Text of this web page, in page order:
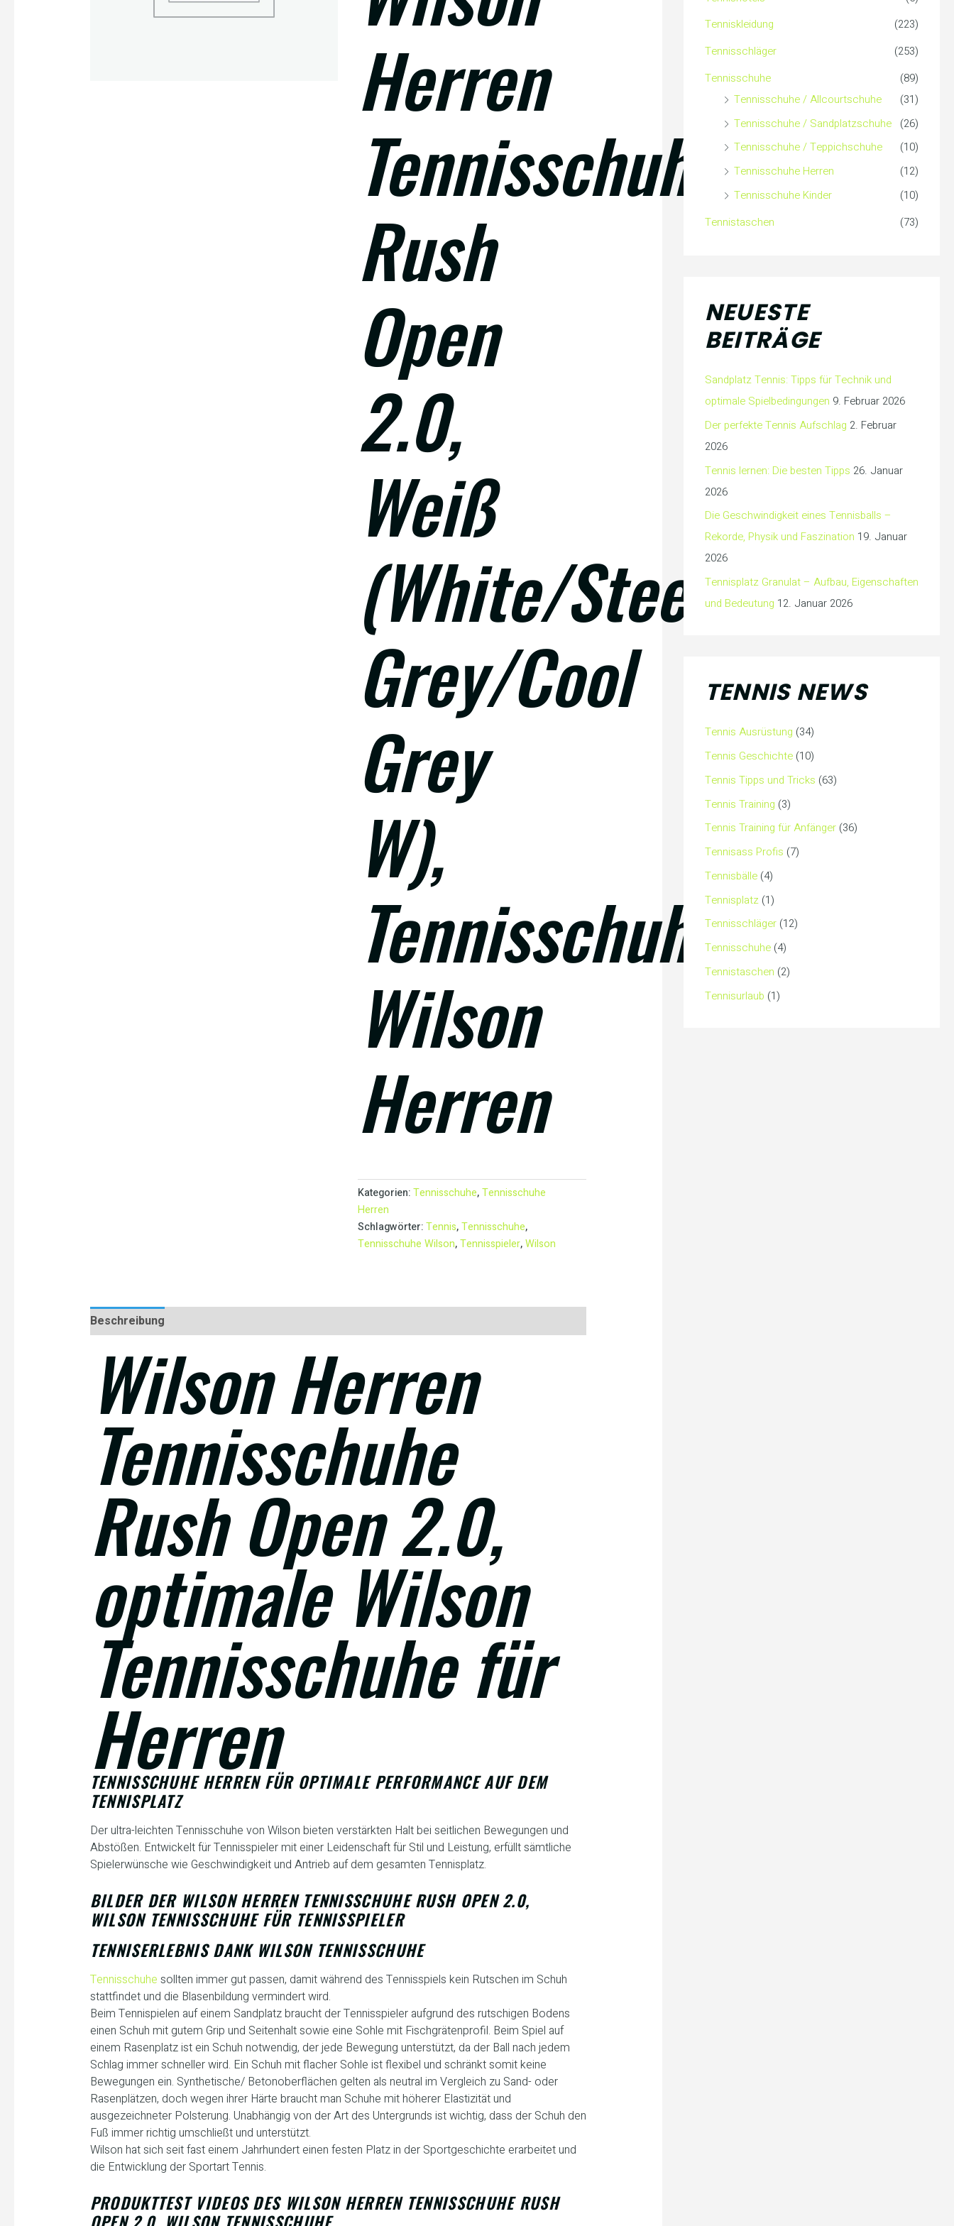
Herren
Tennisschuhe
Rush
Open
2.0,
Weiß
(White/Steel
Grey/Cool
Grey
W),
Tennisschuhe
Wilson
Herren
Kategorien:Tennisschuhe,Tennisschuhe
Herren
Schlagwörter:Tennis,Tennisschuhe,
Tennisschuhe Wilson,Tennisspieler,Wilson
Beschreibung
Wilson Herren
Tennisschuhe
Rush Open 2.0,
optimale Wilson
Tennisschuhe für
Herren
TENNISSCHUHE HERREN FÜR OPTIMALE PERFORMANCE AUF DEM
TENNISPLATZ
Der ultra-leichten Tennisschuhe von Wilson bieten verstärkten Halt bei seitlichen Bewegungen und
Abstößen. Entwickelt für Tennisspieler mit einer Leidenschaft für Stil und Leistung, erfüllt sämtliche
Spielerwünsche wie Geschwindigkeit und Antrieb auf dem gesamten Tennisplatz.
BILDER DER WILSON HERREN TENNISSCHUHE RUSH OPEN 2.0,
WILSON TENNISSCHUHE FÜR TENNISSPIELER
TENNISERLEBNIS DANK WILSON TENNISSCHUHE
Tennisschuhe sollten immer gut passen, damit während des Tennisspiels kein Rutschen im Schuh
stattfindet und die Blasenbildung vermindert wird.
Beim Tennispielen auf einem Sandplatz braucht der Tennisspieler aufgrund des rutschigen Bodens
einen Schuh mit gutem Grip und Seitenhalt sowie eine Sohle mit Fischgrätenprofil. Beim Spiel auf
einem Rasenplatz ist ein Schuh notwendig, der jede Bewegung unterstützt, da der Ball nach jedem
Schlag immer schneller wird. Ein Schuh mit flacher Sohle ist flexibel und schränkt somit keine
Bewegungen ein. Synthetische/ Betonoberflächen gelten als neutral im Vergleich zu Sand- oder
Rasenplätzen, doch wegen ihrer Härte braucht man Schuhe mit höherer Elastizität und
ausgezeichneter Polsterung. Unabhängig von der Art des Untergrunds ist wichtig, dass der Schuh den
Fuß immer richtig umschließt und unterstützt.
Wilson hat sich seit fast einem Jahrhundert einen festen Platz in der Sportgeschichte erarbeitet und
die Entwicklung der Sportart Tennis.
PRODUKTTEST VIDEOS DES WILSON HERREN TENNISSCHUHE RUSH
c
h
:
Tenniskleidung
(223)
Tennisschläger
(253)
Tennisschuhe
(89)
Tennisschuhe / Allcourtschuhe
(31)
Tennisschuhe / Sandplatzschuhe
(26)
Tennisschuhe / Teppichschuhe
(10)
Tennisschuhe Herren
(12)
Tennisschuhe Kinder
(10)
Tennistaschen
(73)
NEUESTE
BEITRÄGE
Sandplatz Tennis: Tipps für Technik und
optimale Spielbedingungen 9. Februar 2026
Der perfekte Tennis Aufschlag 2. Februar
2026
Tennis lernen: Die besten Tipps 26. Januar
2026
Die Geschwindigkeit eines Tennisballs –
Rekorde, Physik und Faszination 19. Januar
2026
Tennisplatz Granulat – Aufbau, Eigenschaften
und Bedeutung 12. Januar 2026
TENNIS NEWS
Tennis Ausrüstung (34)
Tennis Geschichte(10)
Tennis Tipps und Tricks (63)
Tennis Training (3)
Tennis Training für Anfänger(36)
Tennisass Profis (7)
Tennisbälle(4)
Tennisplatz(1)
Tennisschläger(12)
Tennisschuhe(4)
Tennistaschen (2)
Tennisurlaub (1)